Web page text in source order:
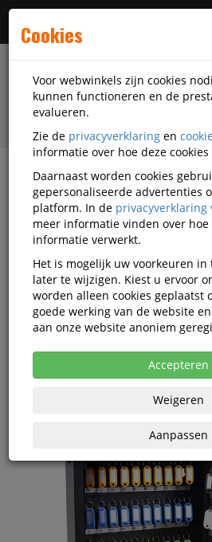
filter
Kantoorartikelen
Sleutelkastjes
Pavo
Sleutelkast Pavo
450x381x83mm
Korting vanaf aankoop 2
Cookies
Voor webwinkels zijn cookies
kunnen functioneren en de
evalueren.
Zie de privacyverklaring en
informatie over hoe deze
Daarnaast worden cookies
gepersonaliseerde advertenties
platform. In de privacyverklaring
meer informatie vinden over hoe
informatie verwerkt.
Het is mogelijk uw voorkeuren in
later te wijzigen. Kiest u ervoor
worden alleen cookies geplaatst
goede werking van de website
aan onze website anoniem
Accepteren
Weigeren
Aanpassen